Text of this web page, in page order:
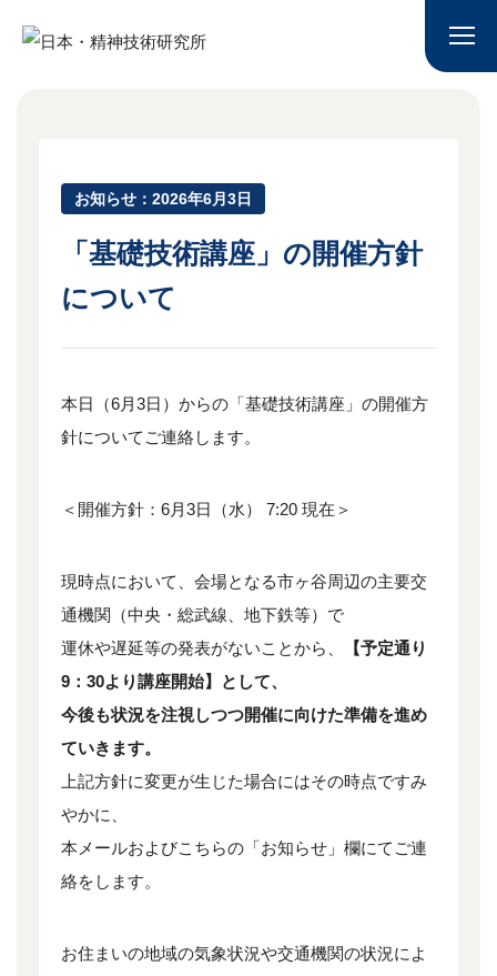
お知らせ：2026年6月3日
「基礎技術講座」の開催方針
について
本日（6月3日）からの「基礎技術講座」の開催方
針についてご連絡します。
＜開催方針：6月3日（水） 7:20 現在＞
現時点において、会場となる市ヶ谷周辺の主要交
通機関（中央・総武線、地下鉄等）で
運休や遅延等の発表がないことから、
【予定通り
9：30より講座開始】として、
今後も状況を注視しつつ開催に向けた準備を進め
ていきます。
上記方針に変更が生じた場合にはその時点ですみ
やかに、
本メールおよびこちらの「お知らせ」欄にてご連
絡をします。
お住まいの地域の気象状況や交通機関の状況によ